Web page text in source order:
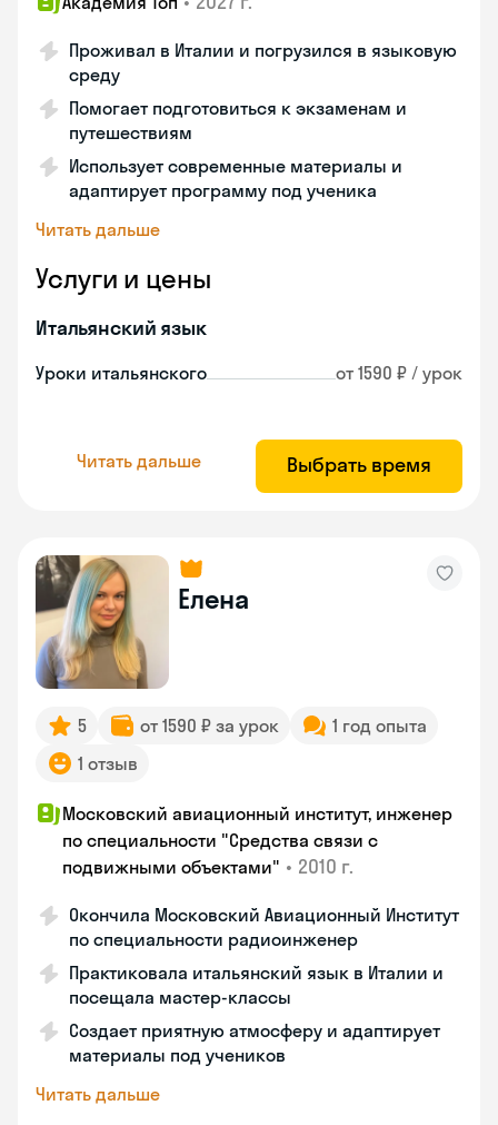
Проживал в Италии и погрузился в языковую
среду
Помогает подготовиться к экзаменам и
путешествиям
Использует современные материалы и
адаптирует программу под ученика
Читать дальше
Услуги и цены
Итальянский язык
Уроки итальянского от 1590 ₽ / урок
Читать дальше Выбрать время
Елена
5 от 1590 ₽ за урок
1 год опыта
1 отзыв
Московский авиационный институт, инженер
по специальности "Средства связи с
подвижными объектами" • 2010 г.
Окончила Московский Авиационный Институт
по специальности радиоинженер
Практиковала итальянский язык в Италии и
посещала мастер-классы
Создает приятную атмосферу и адаптирует
материалы под учеников
Читать дальше